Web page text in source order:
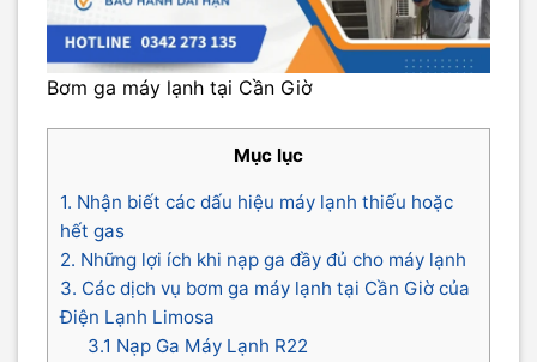
Bơm ga máy lạnh tại Cần Giờ
Mục lục
1. Nhận biết các dấu hiệu máy lạnh thiếu hoặc
hết gas
2. Những lợi ích khi nạp ga đầy đủ cho máy lạnh
3. Các dịch vụ bơm ga máy lạnh tại Cần Giờ của
Điện Lạnh Limosa
3.1 Nạp Ga Máy Lạnh R22